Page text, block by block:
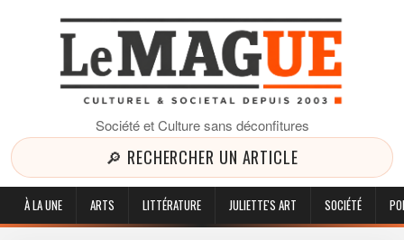
Société et Culture sans déconfitures
🔎 RECHERCHER UN ARTICLE
À LA UNE ARTS LITTÉRATURE JULIETTE'S ART SOCIÉTÉ